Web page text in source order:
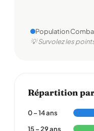
Population
💡 Survolez les
Répartition
0 – 14 ans
15 – 29 ans